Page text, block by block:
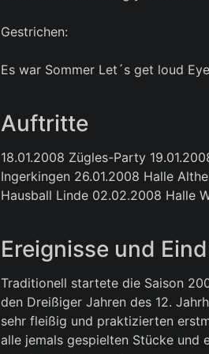
Gestrichen:
Es war Sommer Let´s get loud
Auftritte
18.01.2008 Zügles-Party
Ingerkingen 26.01.2008 Halle
Hausball Linde 02.02.2008 Halle
Ereignisse und
Traditionell startete die Saison 2008 mit dem Probenwochenende in Bad Schussenried im Kloster, dessen erste Klosterkirche in den Dreißiger Jahren des 12. Jahrhunderts als dreischiffige Pfeiferbasilika fertig gestellt wurde, vom 21. - 23.12.2007. Wir waren sehr fleißig und praktizierten erstmals eine absolut demokratische Wahl der Stücke für die anstehende Saison. Es wurden fast alle jemals gespielten Stücke und ebenso die neuen Stücke aufgelistet. Nun hatte jeder 20 Stimmen und durfte in einer geheimen Wahl abstimmen. Nach der Auswertung waren die 20 Stücke mit den meisten Stimmen im Programm 2008. Unser alljährlicher Abend in der Brauereiwirtschaft verlief wieder lustig und alle hatten ihre Freude daran. Da uns allen bewusst war, dass wir diese Saison zwischen dem Probewochenende und dem ersten Auftritt weniger Zeit als sonst haben, wurde konzentriert geprobt. Nach dem Probenwochenende folgten noch ein paar wenige Proben, bis es mit unserer Saison losging. Da die Saison 2008 schon am 06. Februar zu Ende war, hieß es für uns einfach früher anfangen. Der erste Auftritt erwartete uns somit bereits am 18.01.08 auf unserer Zügles-Party. Die Vorbereitungen zu der Party begannen dieses Mal schon zwei Tage zuvor. Da bauten wir im Kohleschuppen auf und richteten soweit alles her. Am Tag der Veranstaltung hatten wir erstmals nicht wie gewohnt einen DJ von Experience, sondern DJ Ingo am Turntable. Wir waren sehr zufrieden mit ihm und es war auch ihm zu verdanken, dass wir keine Fasnets-Musik hören mussten, wie sie auf anderen Veranstaltungen zu dieser Jahreszeit normal läuft. Die Bedienungen waren dieses Mal von Angela Müller organisiert worden und machten ihre Arbeit ebenfalls recht gut. Wir haben obligatorisch alles von unserem Programm auf zwei Auftritte verteilt gespielt und alle außer Oli waren da. Nach dieser gelungenen Party, bauten wir tags darauf am 19.01.08 ab. Überraschender weiße waren so gut wie alle da, so dass die Party innerhalb von 2 Stunden abgebaut war. Somit hatten wir noch Zeit uns ein wenig auszuruhen, bevor es mit unseren Aktivitäten weiter ging. Wir trafen uns abends bei Wurms in der Kellerbar, wo Manuel´s Mutter uns zu einem Vesper eingeladen hatte. Es stellte sich dabei heraus, dass sie eine exzellente Köchin ist und die italienische Küche im Griff hat. Von Anti-Pasti als Vorspeise über Penne al Arabiata bis hin zur Lasagne gab es ausgewählte Köstlichkeiten. So gestärkt machten wir uns auf den Weg nach Bad Waldsee zur dortigen Freinacht. Wie es sich für eine Freinacht gehört war in der ganzen Stadt was los und die Leute waren überall. Da sich niemand auskannte war es ein wenig schwierig eine für